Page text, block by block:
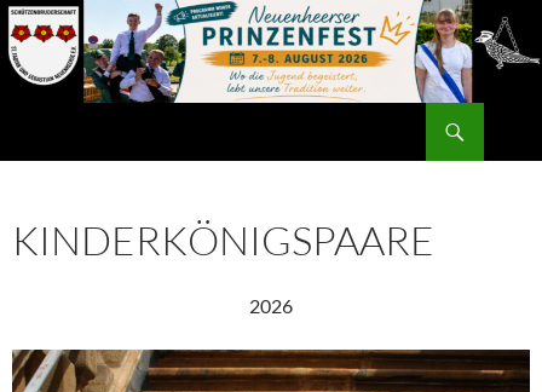
Zum
Inhalt
springen
KINDERKÖNIGSPAARE
2026